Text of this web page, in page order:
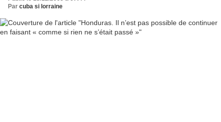
Par cuba si lorraine